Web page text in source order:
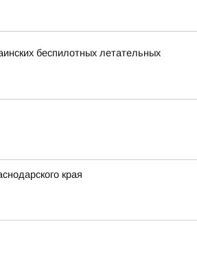
беспилотных летательных
края